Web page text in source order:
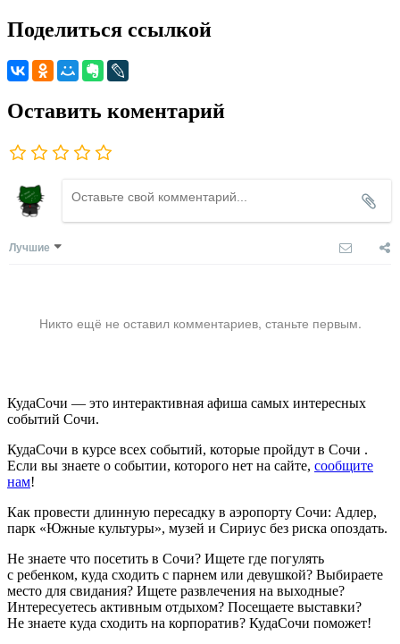
Поделиться ссылкой
Оставить коментарий
Лучшие
Никто ещё не оставил комментариев, станьте первым.
КудаСочи — это интерактивная афиша самых интересных
событий Сочи.
КудаСочи в курсе всех событий, которые пройдут в Сочи .
Если вы знаете о событии, которого нет на сайте, сообщите
нам!
Как провести длинную пересадку в аэропорту Сочи: Адлер,
парк «Южные культуры», музей и Сириус без риска опоздать.
Не знаете что посетить в Сочи? Ищете где погулять
с ребенком, куда сходить с парнем или девушкой? Выбираете
место для свидания? Ищете развлечения на выходные?
Интересуетесь активным отдыхом? Посещаете выставки?
Не знаете куда сходить на корпоратив? КудаСочи поможет!